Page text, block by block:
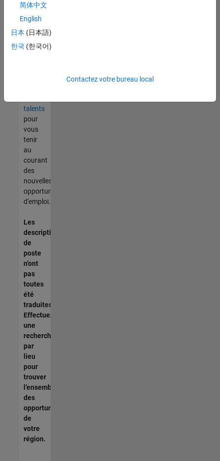
pas
d'offre
corresponde
à vos
talents
pour
vous
tenir
au
courant
des
nouvelles
opportunités
d'emploi.
Les
descriptions
de
poste
n’ont
pas
toutes
été
traduites.
Effectuez
une
recherche
par
lieu
pour
trouver
l’ensemble
des
opportunités
de
votre
région.
简体中文
English
日本 (日本語)
한국 (한국어)
Contactez votre bureau local